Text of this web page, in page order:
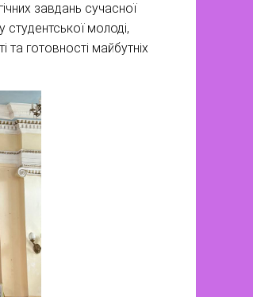
завдань сучасної
молоді,
готовності майбутніх